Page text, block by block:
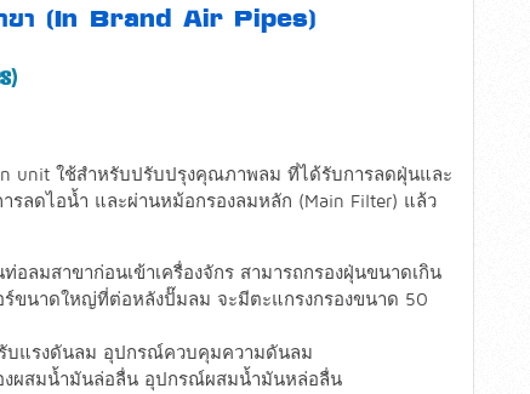
ขา (In Brand Air Pipes)
unit ใช้สำหรับปรับปรุงคุณภาพลม ที่ได้รับการลดฝุ่นและ
ลดไอน้ำ และผ่านหม้อกรองลมหลัก (Main Filter) แล้ว
ลมสาขาก่อนเข้าเครื่องจักร สามารถกรองฝุ่นขนาดเกิน
ขนาดใหญ่ที่ต่อหลังปั๊มลม จะมีตะแกรงกรองขนาด 50
รับแรงดันลม อุปกรณ์ควบคุมความดันลม
งผสมน้ำมันล่อลื่น อุปกรณ์ผสมน้ำมันหล่อลื่น